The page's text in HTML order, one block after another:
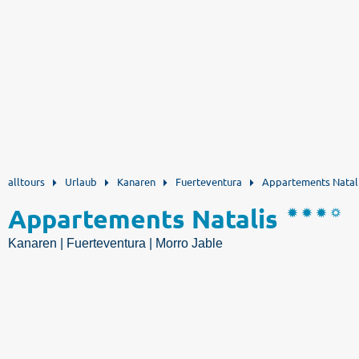
alltours Urlaub Kanaren Fuerteventura Appartements
Appartements Natalis
Kanaren | Fuerteventura | Morro Jable